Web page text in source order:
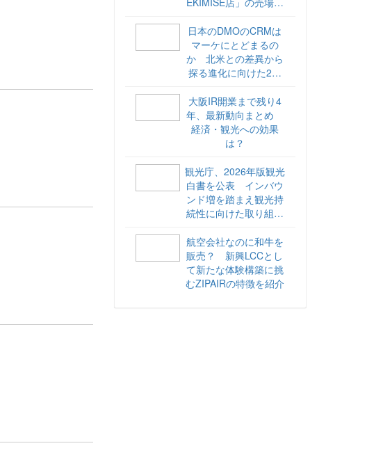
日本のDMOのCRMは
マーケにとどまるの
か 北米との差異から
探る進化に向けた2ス
海外DMOのリアル
vol.6】
大阪IR開業まで残り4
年、最新動向まとめ
経済・観光への効果
は？
観光庁、2026年版観光
白書を公表 インバウ
ンド増を踏まえ観光持
続性に向けた取り組み
航空会社なのに和牛を
販売？ 新興LCCとし
て新たな体験構築に挑
むZIPAIRの特徴を紹介